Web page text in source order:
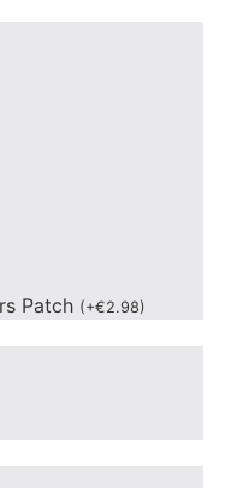
Patch (+€2.98)